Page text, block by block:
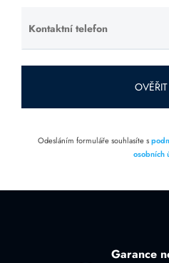
Kontaktní telefon
Ponechte
toto pole
prázdné.
OVĚŘIT
Odesláním formuláře souhlasíte s
osobních
Garance